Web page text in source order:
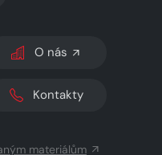
O nás
Kontakty
materiálům